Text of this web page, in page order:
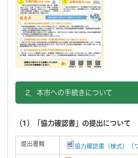
2．本市への手続きについて
（1）「協力確認書」の提出について
提出書類 協力確認書（様式）（